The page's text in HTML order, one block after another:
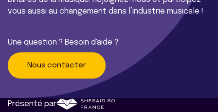
vous aussi au changement dans l’industrie musicale !
Une question ? Besoin d'aide ?
Nous contacter
Présenté par